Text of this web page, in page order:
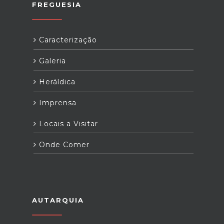
FREGUESIA
Caracterização
Galeria
Heráldica
Imprensa
Locais a Visitar
Onde Comer
AUTARQUIA